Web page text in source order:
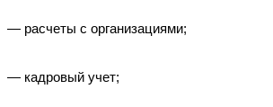
— расчеты с организациями;
— кадровый учет;